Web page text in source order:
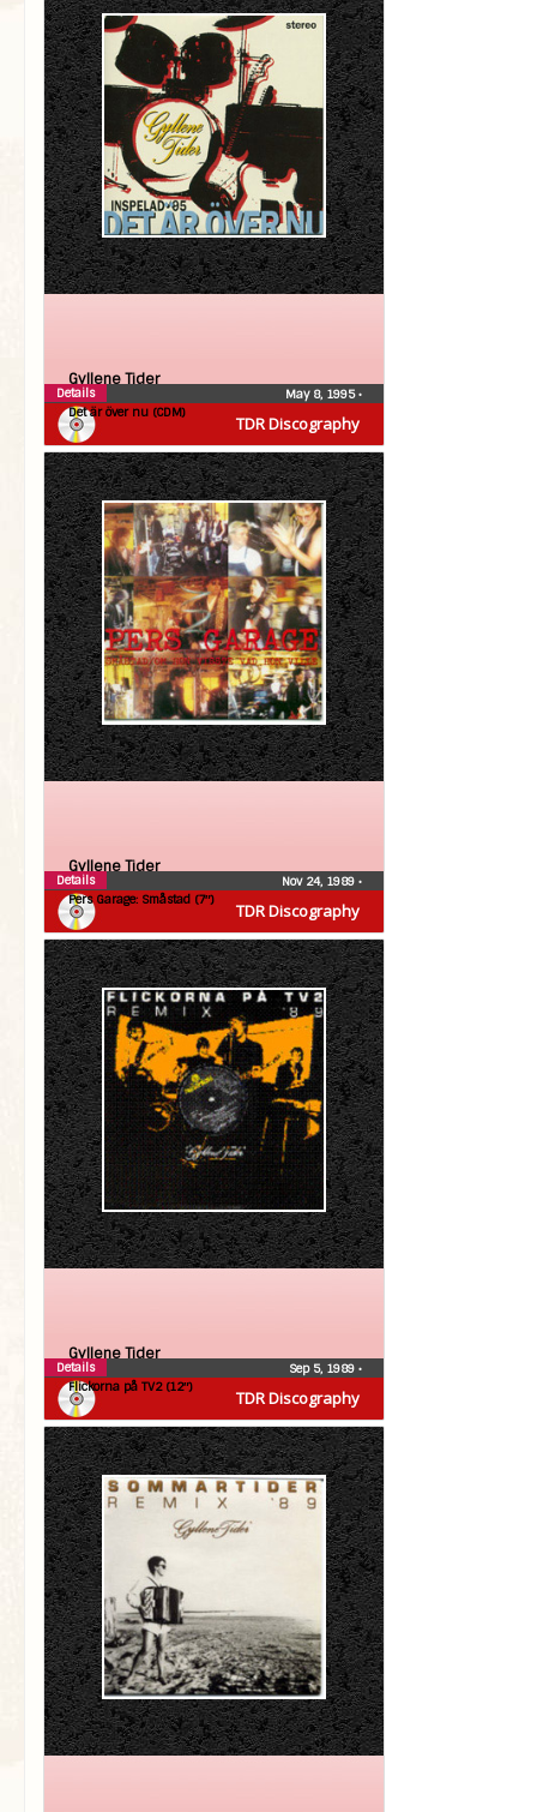
TDR Discography
Gyllene Tider
Det är över nu (CDM)
May 8, 1995•
Details
TDR Discography
Gyllene Tider
Pers Garage: Småstad (7″)
Nov 24, 1989 •
Details
TDR Discography
Gyllene Tider
Flickorna på TV2 (12″)
Sep 5, 1989 •
Details